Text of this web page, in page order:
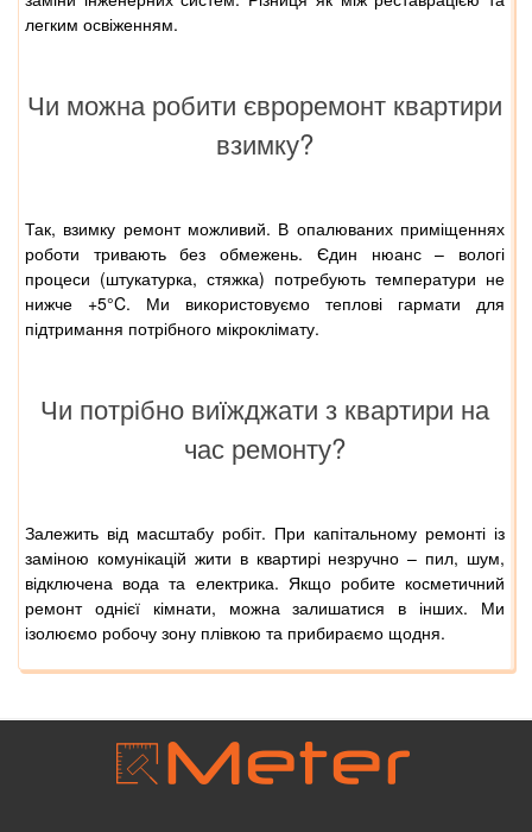
легким освіженням.
Чи можна робити євроремонт квартири
взимку?
Так, взимку ремонт можливий. В опалюваних приміщеннях
роботи тривають без обмежень. Єдин нюанс – вологі
процеси (штукатурка, стяжка) потребують температури не
нижче +5°C. Ми використовуємо теплові гармати для
підтримання потрібного мікроклімату.
Чи потрібно виїжджати з квартири на
час ремонту?
Залежить від масштабу робіт. При капітальному ремонті із
заміною комунікацій жити в квартирі незручно – пил, шум,
відключена вода та електрика. Якщо робите косметичний
ремонт однієї кімнати, можна залишатися в інших. Ми
ізолюємо робочу зону плівкою та прибираємо щодня.